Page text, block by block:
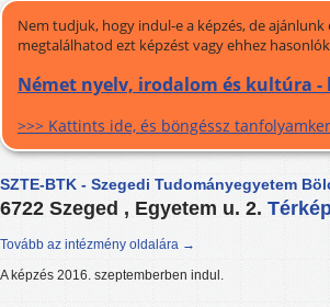
Nem tudjuk, hogy indul-e a képzés, de
megtalálhatod ezt képzést vagy ehhez
Német nyelv, irodalom és kultúra -
>>> Kattints ide, és böngéssz
SZTE-BTK - Szegedi Tudományegyetem
6722 Szeged , Egyetem u. 2.
Tovább az intézmény oldalára →
A képzés 2016. szeptemberben indul.